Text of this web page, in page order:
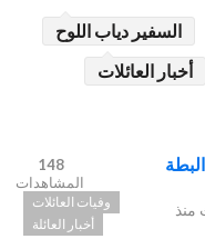
السفير دياب اللوح
أخبار العائلات
منذ
148
المشاهدات
وفيات العائلات
أخبار العائلة